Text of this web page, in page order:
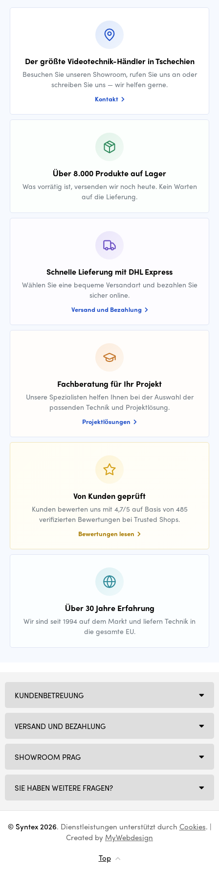
Der größte Videotechnik-Händler in Tschechien
Besuchen Sie unseren Showroom, rufen Sie uns an oder
schreiben Sie uns — wir helfen gerne.
Kontakt
Über 8.000 Produkte auf Lager
Was vorrätig ist, versenden wir noch heute. Kein Warten
auf die Lieferung.
Schnelle Lieferung mit DHL Express
Wählen Sie eine bequeme Versandart und bezahlen Sie
sicher online.
Versand und Bezahlung
Fachberatung für Ihr Projekt
Unsere Spezialisten helfen Ihnen bei der Auswahl der
passenden Technik und Projektlösung.
Projektlösungen
Von Kunden geprüft
Kunden bewerten uns mit 4,7/5 auf Basis von 485
verifizierten Bewertungen bei Trusted Shops.
Bewertungen lesen
Über 30 Jahre Erfahrung
Wir sind seit 1994 auf dem Markt und liefern Technik in
die gesamte EU.
SHOWROOM PRAG
SIE HABEN WEITERE FRAGEN?
KUNDENBETREUUNG
VERSAND UND BEZAHLUNG
© Syntex 2026. Dienstleistungen unterstützt durch Cookies. |
Created by MyWebdesign
Top